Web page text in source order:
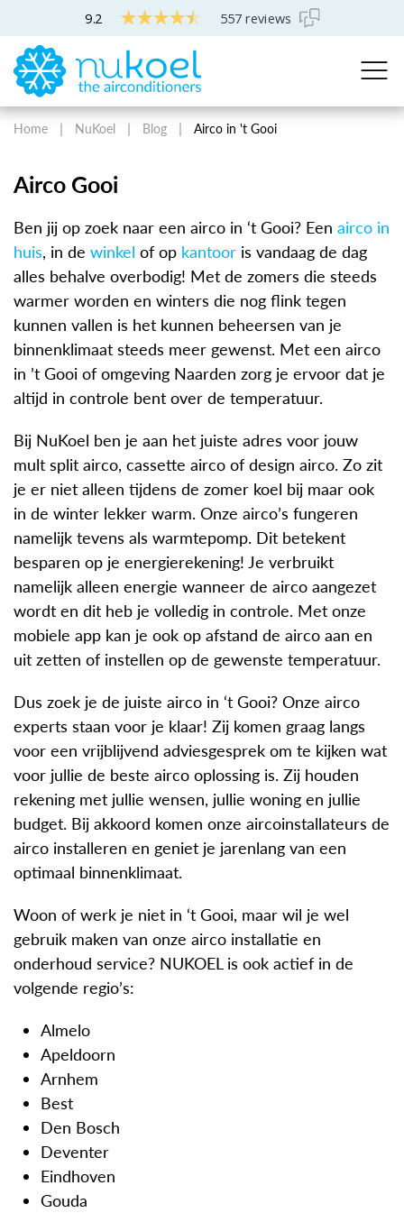
9.2 557 reviews
Home NuKoel Blog Airco in 't Gooi
Airco Gooi
Ben jij op zoek naar een airco in ‘t Gooi? Een airco in
huis, in de winkel of op kantoor is vandaag de dag
alles behalve overbodig! Met de zomers die steeds
warmer worden en winters die nog flink tegen
kunnen vallen is het kunnen beheersen van je
binnenklimaat steeds meer gewenst. Met een airco
in ’t Gooi of omgeving Naarden zorg je ervoor dat je
altijd in controle bent over de temperatuur.
Bij NuKoel ben je aan het juiste adres voor jouw
mult split airco, cassette airco of design airco. Zo zit
je er niet alleen tijdens de zomer koel bij maar ook
in de winter lekker warm. Onze airco’s fungeren
namelijk tevens als warmtepomp. Dit betekent
besparen op je energierekening! Je verbruikt
namelijk alleen energie wanneer de airco aangezet
wordt en dit heb je volledig in controle. Met onze
mobiele app kan je ook op afstand de airco aan en
uit zetten of instellen op de gewenste temperatuur.
Dus zoek je de juiste airco in ‘t Gooi? Onze airco
experts staan voor je klaar! Zij komen graag langs
voor een vrijblijvend adviesgesprek om te kijken wat
voor jullie de beste airco oplossing is. Zij houden
rekening met jullie wensen, jullie woning en jullie
budget. Bij akkoord komen onze aircoinstallateurs de
airco installeren en geniet je jarenlang van een
optimaal binnenklimaat.
Woon of werk je niet in ‘t Gooi, maar wil je wel
gebruik maken van onze airco installatie en
onderhoud service? NUKOEL is ook actief in de
volgende regio’s:
Almelo
Apeldoorn
Arnhem
Best
Den Bosch
Deventer
Eindhoven
Gouda